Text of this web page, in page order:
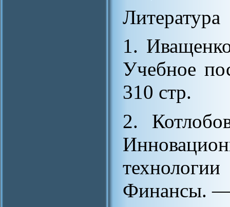
Литература
1.
Учебное
310 стр.
2.
Финансы.